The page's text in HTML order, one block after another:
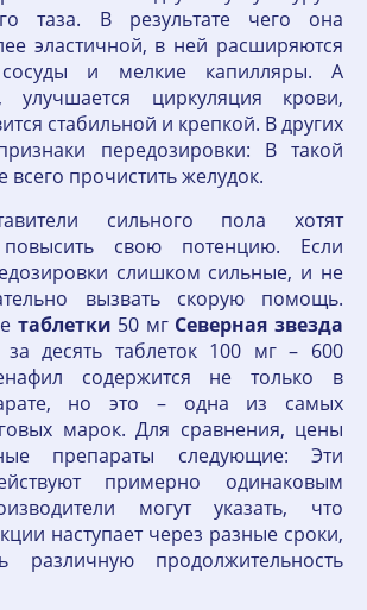
таза. В результате чего она
эластичной, в ней расширяются
сосуды и мелкие капилляры. А
улучшается циркуляция крови,
стабильной и крепкой. В других
передозировки: В такой
всего прочистить желудок.
сильного пола хотят
свою потенцию. Если
слишком сильные, и не
вызвать скорую помощь.
таблетки 50 мг Северная звезда
десять таблеток 100 мг – 600
содержится не только в
но это – одна из самых
марок. Для сравнения, цены
препараты следующие: Эти
примерно одинаковым
могут указать, что
наступает через разные сроки,
различную продолжительность